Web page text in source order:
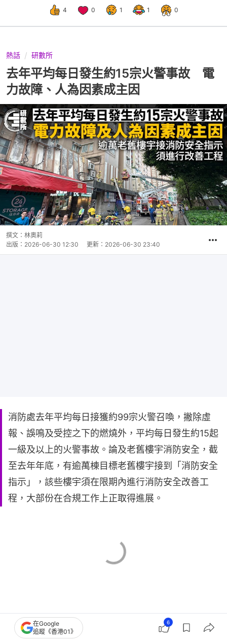
4 0 1 1 0
熱話 研數所
去年平均每日發生約15宗火警事故 電
力故障、人為因素成主因
撰文： 林奧莉
出版： 2026-06-30 12:30 更新： 2026-06-30 23:40
消防處去年平均每日接獲約99宗火警召喚，撇除虛
報、誤鳴及受控之下的燃燒外，平均每日發生約15起
一級及以上的火警事故。論及老舊樓宇消防安全，截
至去年年底，有逾萬棟目標老舊樓宇接到「消防安全
指示」，該些樓宇須在限期內進行消防安全改善工
程，大部份在合規工作上正取得進展。
在Google
追蹤《香港01》
6